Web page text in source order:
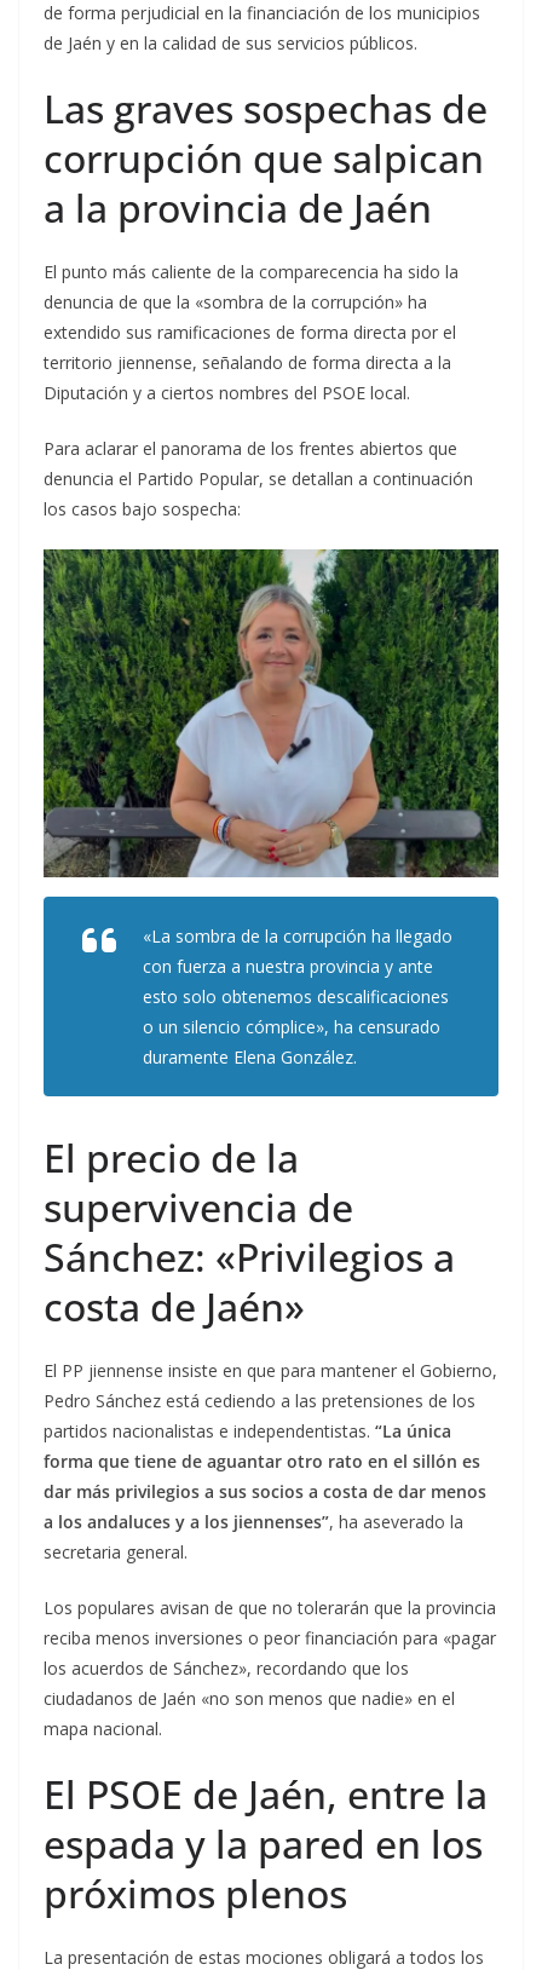
de forma perjudicial en la financiación de los municipios
de Jaén y en la calidad de sus servicios públicos.
Las graves sospechas de
corrupción que salpican
a la provincia de Jaén
El punto más caliente de la comparecencia ha sido la
denuncia de que la «sombra de la corrupción» ha
extendido sus ramificaciones de forma directa por el
territorio jiennense, señalando de forma directa a la
Diputación y a ciertos nombres del PSOE local.
Para aclarar el panorama de los frentes abiertos que
denuncia el Partido Popular, se detallan a continuación
los casos bajo sospecha:
«La sombra de la corrupción ha llegado
con fuerza a nuestra provincia y ante
esto solo obtenemos descalificaciones
o un silencio cómplice», ha censurado
duramente Elena González.
El precio de la
supervivencia de
Sánchez: «Privilegios a
costa de Jaén»
El PP jiennense insiste en que para mantener el Gobierno,
Pedro Sánchez está cediendo a las pretensiones de los
partidos nacionalistas e independentistas. “La única
forma que tiene de aguantar otro rato en el sillón es
dar más privilegios a sus socios a costa de dar menos
a los andaluces y a los jiennenses”, ha aseverado la
secretaria general.
Los populares avisan de que no tolerarán que la provincia
reciba menos inversiones o peor financiación para «pagar
los acuerdos de Sánchez», recordando que los
ciudadanos de Jaén «no son menos que nadie» en el
mapa nacional.
El PSOE de Jaén, entre la
espada y la pared en los
próximos plenos
La presentación de estas mociones obligará a todos los